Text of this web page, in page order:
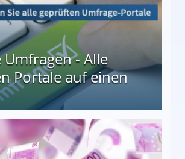
Umfragen - Alle
Portale auf einen